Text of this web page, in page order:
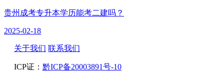
贵州成考专升本学历能考二建吗？
2025-02-18
关于我们 联系我们
ICP证： 黔ICP备20003891号-10